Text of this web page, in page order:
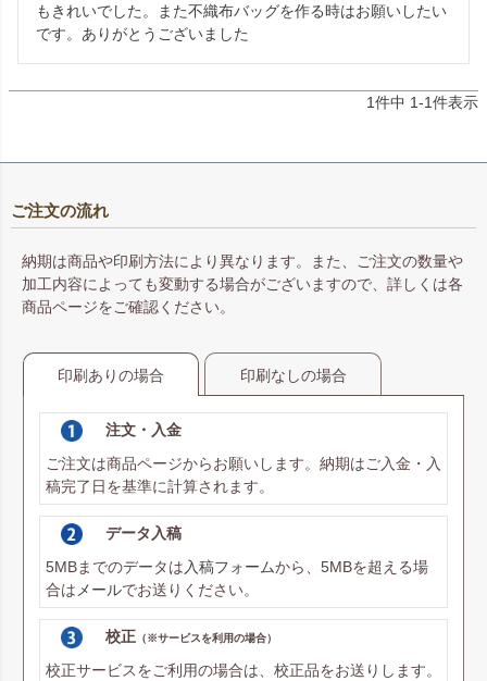
もきれいでした。また不織布バッグを作る時はお願いしたい
です。ありがとうございました
1件中 1-1件表示
ご注文の流れ
納期は商品や印刷方法により異なります。また、ご注文の数量や
加工内容によっても変動する場合がございますので、詳しくは各
商品ページをご確認ください。
印刷ありの場合 印刷なしの場合
注文・入金
ご注文は商品ページからお願いします。納期はご入金・入
稿完了日を基準に計算されます。
データ入稿
5MBまでのデータは 入稿フォームから、5MBを超える場
合は メールでお送りください。
校正（※サービスを利用の場合）
校正サービスをご利用の場合は、校正品をお送りします。